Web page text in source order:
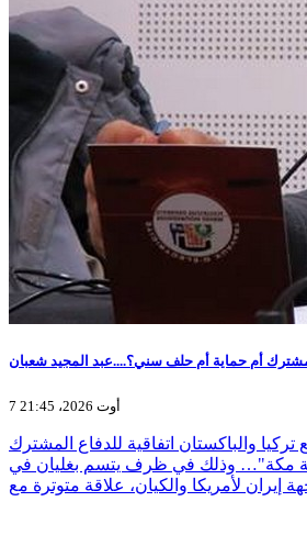
أم حماية أم حلف سني؟....عبد المجيد شعبان
7 أوت 2026، 21:45
والباكستان اتفاقية للدفاع المشترك
مكة"… وذلك في ظرف يتسم بغليان في